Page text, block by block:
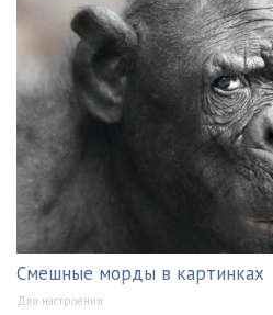
Смешные морды в картинках
Для настроения